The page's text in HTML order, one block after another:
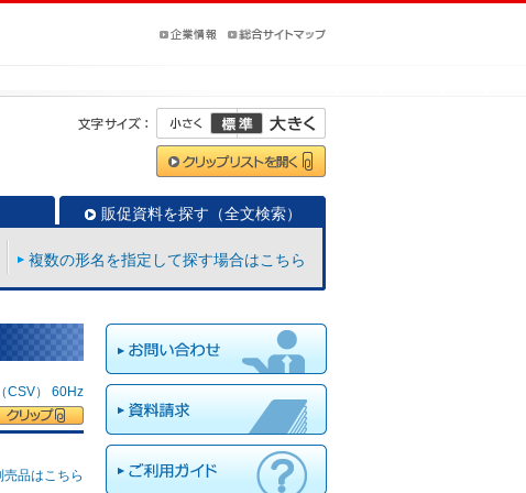
販促資料を探す（全文検索）
複数の形名を指定して探す場合はこちら
CSV） 60Hz
売品はこちら